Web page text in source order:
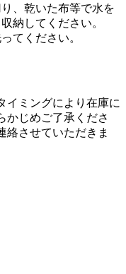
、乾いた布等で水を
納してください。
てください。
イミングにより在庫に
かじめご了承くださ
絡させていただきま